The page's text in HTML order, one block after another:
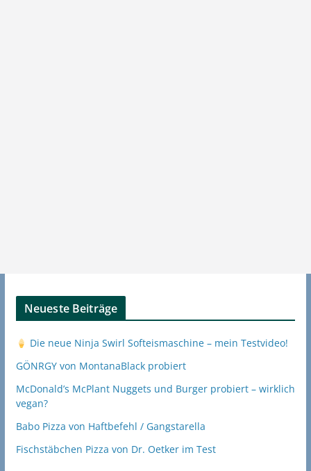
Neueste Beiträge
Die neue Ninja Swirl Softeismaschine – mein Testvideo!
GÖNRGY von MontanaBlack probiert
McDonald’s McPlant Nuggets und Burger probiert – wirklich
vegan?
Babo Pizza von Haftbefehl / Gangstarella
Fischstäbchen Pizza von Dr. Oetker im Test